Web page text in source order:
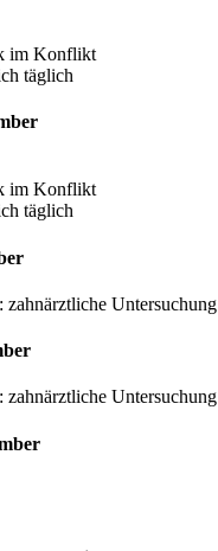
im Konflikt
täglich
im Konflikt
täglich
zahnärztliche Untersuchung
zahnärztliche Untersuchung